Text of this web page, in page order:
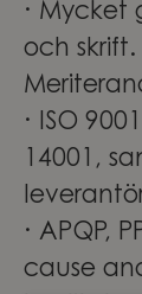
· Mycket
och skrift.
· ISO
14001,
· APQP,
cause